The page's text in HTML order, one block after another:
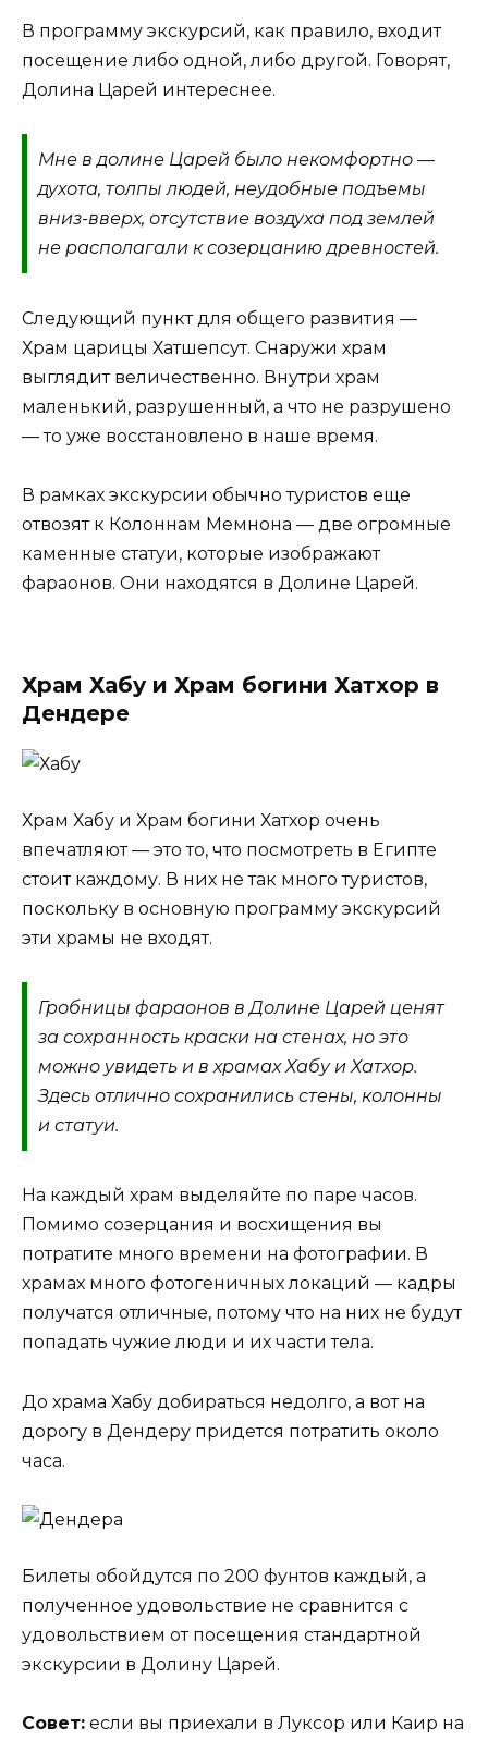
В программу экскурсий, как правило, входит
посещение либо одной, либо другой. Говорят,
Долина Царей интереснее.
Мне в долине Царей было некомфортно —
духота, толпы людей, неудобные подъемы
вниз-вверх, отсутствие воздуха под землей
не располагали к созерцанию древностей.
Следующий пункт для общего развития —
Храм царицы Хатшепсут. Снаружи храм
выглядит величественно. Внутри храм
маленький, разрушенный, а что не разрушено
— то уже восстановлено в наше время.
В рамках экскурсии обычно туристов еще
отвозят к Колоннам Мемнона — две огромные
каменные статуи, которые изображают
фараонов. Они находятся в Долине Царей.
Храм Хабу и Храм богини Хатхор в
Дендере
Храм Хабу и Храм богини Хатхор очень
впечатляют — это то, что посмотреть в Египте
стоит каждому. В них не так много туристов,
поскольку в основную программу экскурсий
эти храмы не входят.
Гробницы фараонов в Долине Царей ценят
за сохранность краски на стенах, но это
можно увидеть и в храмах Хабу и Хатхор.
Здесь отлично сохранились стены, колонны
и статуи.
На каждый храм выделяйте по паре часов.
Помимо созерцания и восхищения вы
потратите много времени на фотографии. В
храмах много фотогеничных локаций — кадры
получатся отличные, потому что на них не будут
попадать чужие люди и их части тела.
До храма Хабу добираться недолго, а вот на
дорогу в Дендеру придется потратить около
часа.
Билеты обойдутся по 200 фунтов каждый, а
полученное удовольствие не сравнится с
удовольствием от посещения стандартной
экскурсии в Долину Царей.
Совет: если вы приехали в Луксор или Каир на